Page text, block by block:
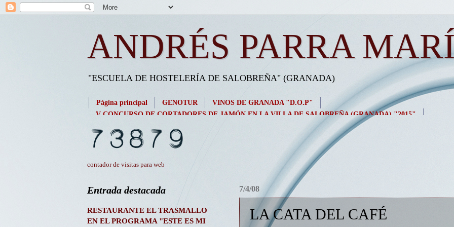
ANDRÉS PARRA
"ESCUELA DE HOSTELERÍA DE SALOBREÑA" (GRANADA)
Página principal GENOTUR
VINOS DE GRANADA "D.O.P"
V CONCURSO DE CORTADORES DE JAMÓN EN LA VILLA DE SALOBREÑA (GRANADA) "2015"
contador de visitas para web
7/4/08
LA CATA DEL CAFÉ
Entrada destacada
RESTAURANTE EL TRASMALLO
EN EL PROGRAMA "ESTE ES MI